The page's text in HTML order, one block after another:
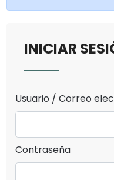
INICIAR
Usuario / Correo
Contraseña